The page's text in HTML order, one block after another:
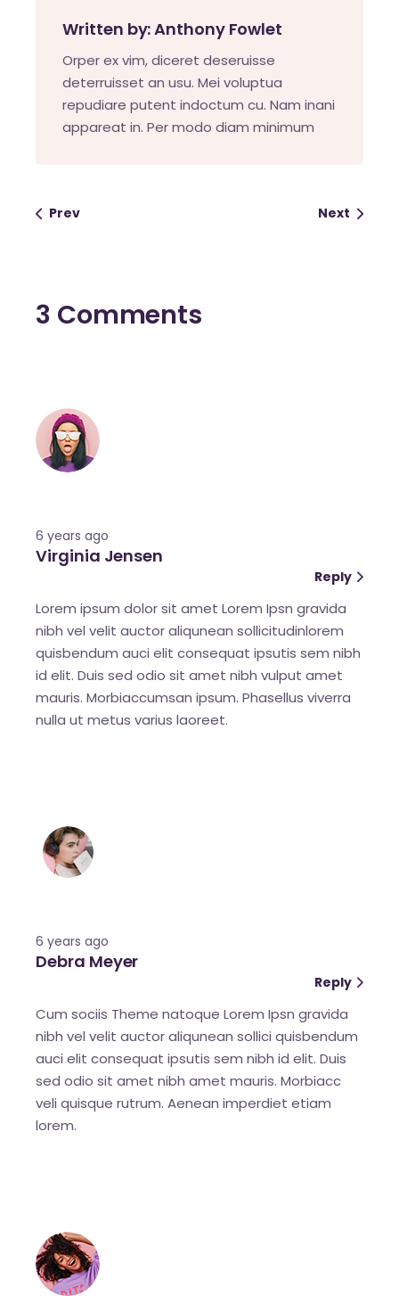
Written by:Anthony Fowlet
Orper ex vim, diceret deseruisse
deterruisset an usu. Mei voluptua
repudiare putent indoctum cu. Nam inani
appareat in. Per modo diam minimum
Prev Next
3 Comments
6 years ago
Virginia Jensen
Reply
Lorem ipsum dolor sit amet Lorem Ipsn gravida
nibh vel velit auctor aliqunean sollicitudinlorem
quisbendum auci elit consequat ipsutis sem nibh
id elit. Duis sed odio sit amet nibh vulput amet
mauris. Morbiaccumsan ipsum. Phasellus viverra
nulla ut metus varius laoreet.
6 years ago
Debra Meyer
Reply
Cum sociis Theme natoque Lorem Ipsn gravida
nibh vel velit auctor aliqunean sollici quisbendum
auci elit consequat ipsutis sem nibh id elit. Duis
sed odio sit amet nibh amet mauris. Morbiacc
veli quisque rutrum. Aenean imperdiet etiam
lorem.